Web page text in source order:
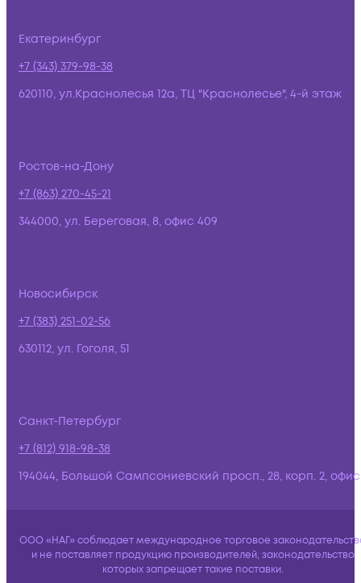
Екатеринбург
+7 (343) 379-98-38
620110, ул.Краснолесья 12а, ТЦ "Краснолесье", 4-й этаж
Ростов-на-Дону
+7 (863) 270-45-21
344000, ул. Береговая, 8, офис 409
Новосибирск
+7 (383) 251-02-56
630112, ул. Гоголя, 51
Санкт-Петербург
+7 (812) 918-98-38
194044, Большой Сампсониевский просп., 28, корп. 2,
ООО «НАГ» соблюдает международное торговое
и не поставляет продукцию производителей, законодательство
которых запрещает такие поставки.